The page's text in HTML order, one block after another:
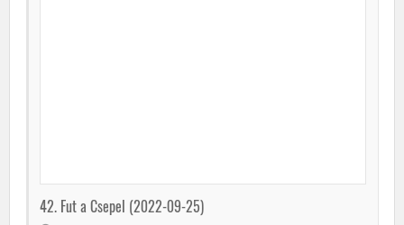
42. Fut a Csepel (2022-09-25)